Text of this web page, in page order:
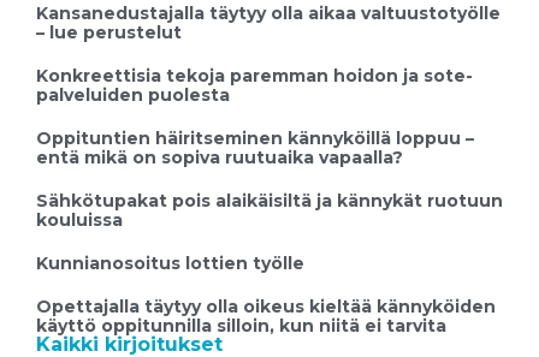
Kansanedustajalla täytyy olla aikaa valtuustotyölle
– lue perustelut
Konkreettisia tekoja paremman hoidon ja sote-
palveluiden puolesta
Oppituntien häiritseminen kännyköillä loppuu –
entä mikä on sopiva ruutuaika vapaalla?
Sähkötupakat pois alaikäisiltä ja kännykät ruotuun
kouluissa
Kunnianosoitus lottien työlle
Opettajalla täytyy olla oikeus kieltää kännyköiden
käyttö oppitunnilla silloin, kun niitä ei tarvita
Kaikki kirjoitukset